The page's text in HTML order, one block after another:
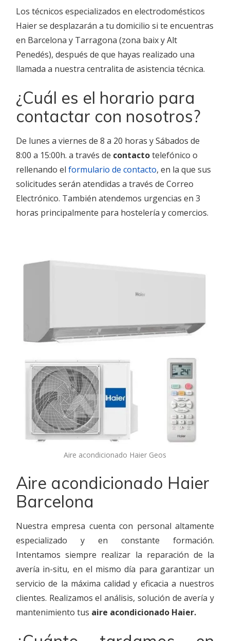
Los técnicos especializados en electrodomésticos
Haier se desplazarán a tu domicilio si te encuentras
en Barcelona y Tarragona (zona baix y Alt
Penedés), después de que hayas realizado una
llamada a nuestra centralita de asistencia técnica.
¿Cuál es el horario para
contactar con nosotros?
De lunes a viernes de 8 a 20 horas y Sábados de
8:00 a 15:00h. a través de contactotelefónico o
rellenando el formulario de contacto, en la que sus
solicitudes serán atendidas a través de Correo
Electrónico. También atendemos urgencias en 3
horas principalmente para hostelería y comercios.
Aire acondicionado Haier Geos
Aire acondicionado Haier
Barcelona
Nuestra empresa cuenta con personal altamente
especializado y en constante formación.
Intentamos siempre realizar la reparación de la
avería in-situ, en el mismo día para garantizar un
servicio de la máxima calidad y eficacia a nuestros
clientes. Realizamos el análisis, solución de avería y
mantenimiento tus aire acondicionado Haier.